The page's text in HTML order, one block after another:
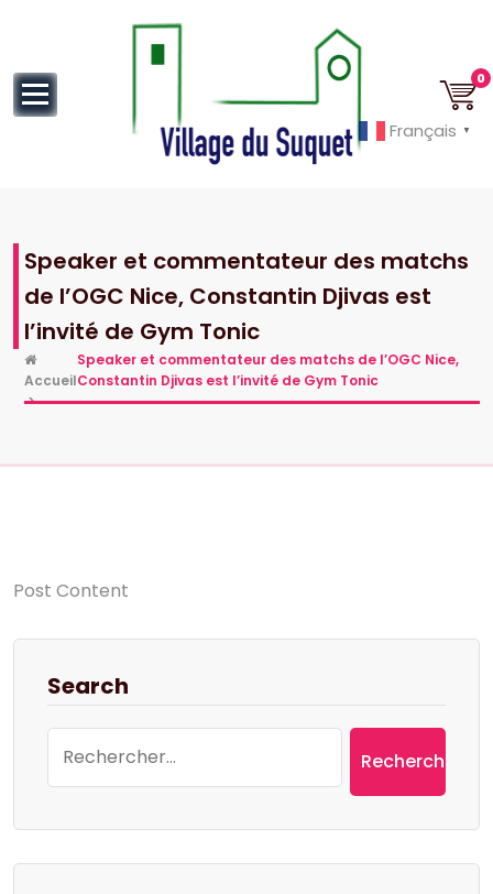
0
Speaker et commentateur des matchs
de l’OGC Nice, Constantin Djivas est
l’invité de Gym Tonic
Accueil
>
Speaker et commentateur des matchs de l’OGC Nice,
Constantin Djivas est l’invité de Gym Tonic
Post Content
Search
Français ▼